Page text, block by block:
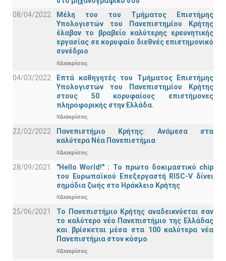
08/04/2022
Μέλη του του Τμήματος Επιστήμης
Υπολογιστών του Πανεπιστημίου Κρήτης
έλαβαν το βραβείο καλύτερης ερευνητικής
εργασίας σε κορυφαίο διεθνές επιστημονικό
συνέδριο
#Διακρίσεις
04/03/2022
Επτά καθηγητές του Τμήματος Επιστήμης
Υπολογιστών του Πανεπιστημίου Κρήτης
στους 50 κορυφαίους επιστήμονες
πληροφορικής στην Ελλάδα.
#Διακρίσεις
22/02/2022
Πανεπιστήμιο Κρήτης: Ανάμεσα στα
καλύτερα Νέα Πανεπιστήμια
#Διακρίσεις
28/09/2021
"Hello World!" : Το πρώτο δοκιμαστικό chip
του Ευρωπαϊκού Επεξεργαστή RISC-V δίνει
σημάδια ζωής στο Ηράκλειο Κρήτης
#Διακρίσεις
25/06/2021
Το Πανεπιστήμιο Κρήτης αναδεικνύεται σαν
το καλύτερο νέο Πανεπιστήμιο της Ελλάδας
και βρίσκεται μέσα στα 100 καλύτερα νέα
Πανεπιστήμια στον κόσμο
#Διακρίσεις